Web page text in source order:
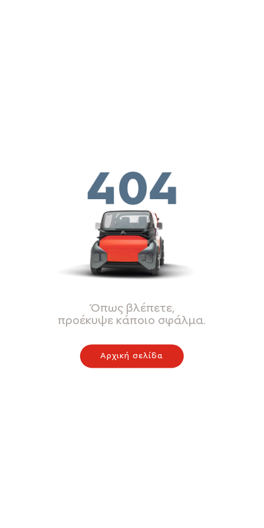
Όπως βλέπετε,
προέκυψε κάποιο σφάλμα.
Αρχική σελίδα